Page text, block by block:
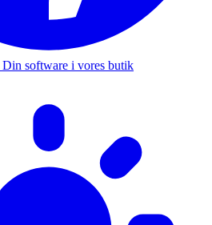
Din software i vores butik